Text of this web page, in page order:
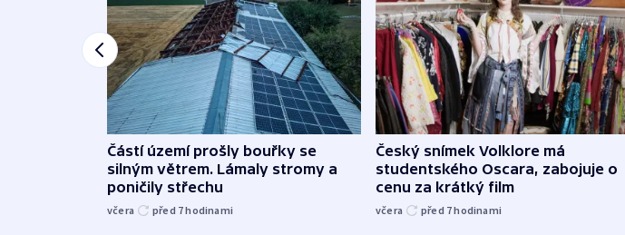
Částí území prošly bouřky se
silným větrem. Lámaly stromy a
poničily střechu
včera před 7hodinami
Český snímek Volklore má
studentského Oscara, zabojuje o
cenu za krátký film
včera před 7hodinami